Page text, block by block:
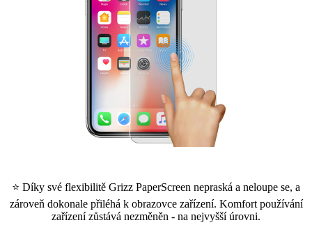
⭐ Díky své flexibilitě Grizz PaperScreen nepraská a neloupe se, a
zároveň dokonale přiléhá k obrazovce zařízení. Komfort používání
zařízení zůstává nezměněn - na nejvyšší úrovni.